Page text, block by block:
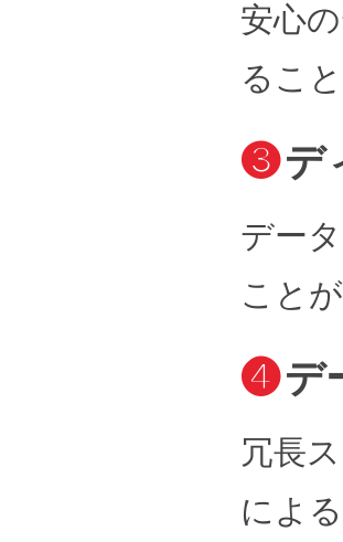
安心
るこ
❸デ
デー
ことが
❹デ
冗長
によ